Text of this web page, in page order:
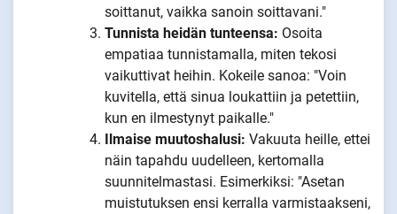
soittanut, vaikka sanoin soittavani."
Tunnista heidän tunteensa: Osoita
empatiaa tunnistamalla, miten tekosi
vaikuttivat heihin. Kokeile sanoa: "Voin
kuvitella, että sinua loukattiin ja petettiin,
kun en ilmestynyt paikalle."
Ilmaise muutoshalusi: Vakuuta heille, ettei
näin tapahdu uudelleen, kertomalla
suunnitelmastasi. Esimerkiksi: "Asetan
muistutuksen ensi kerralla varmistaakseni,